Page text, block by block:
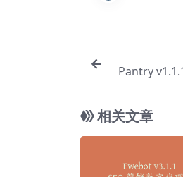
Pantry
相关文章